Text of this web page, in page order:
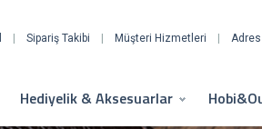
Sipariş Takibi Müşteri Hizmetleri
Hediyelik & Aksesuarlar